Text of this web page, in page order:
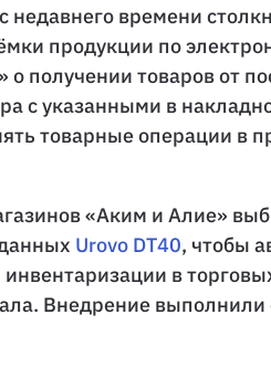
недавнего времени
продукции по
получении товаров от
с указанными в
товарные операции
«Аким и Алие»
Urovo DT40, чтобы
в
Внедрение